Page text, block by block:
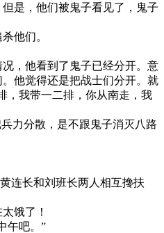
是，他们被鬼子看见了，鬼子
他们。
，他看到了鬼子已经分开。意
他觉得还是把战士们分开。就
，我带一二排，你从南走，我
力分散，是不跟鬼子消灭八路
连长和刘班长两人相互搀扶
饿了！
午吧。”